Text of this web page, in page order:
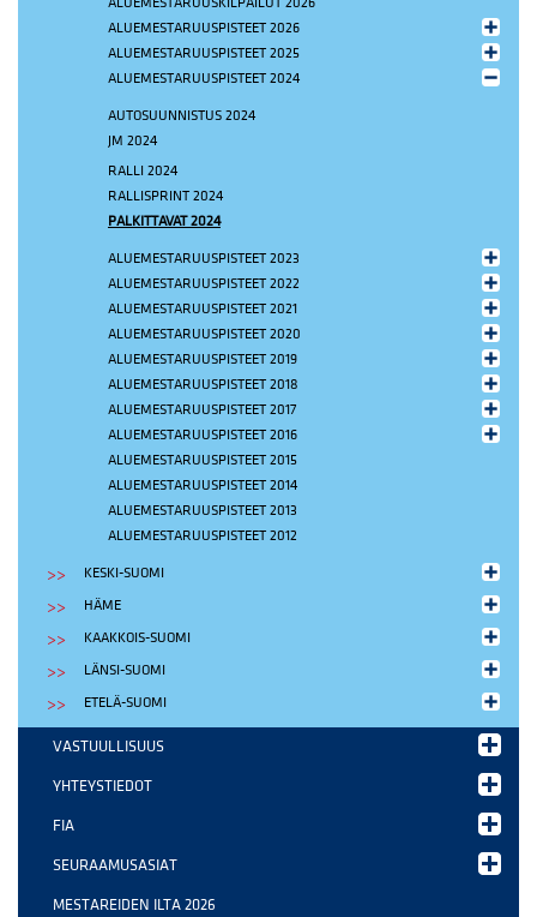
ALUEMESTARUUSPISTEET 2026
ALUEMESTARUUSPISTEET 2025
ALUEMESTARUUSPISTEET 2024
AUTOSUUNNISTUS 2024
JM 2024
RALLI 2024
RALLISPRINT 2024
PALKITTAVAT 2024
ALUEMESTARUUSPISTEET 2023
ALUEMESTARUUSPISTEET 2022
ALUEMESTARUUSPISTEET 2021
ALUEMESTARUUSPISTEET 2020
ALUEMESTARUUSPISTEET 2019
ALUEMESTARUUSPISTEET 2018
ALUEMESTARUUSPISTEET 2017
ALUEMESTARUUSPISTEET 2016
ALUEMESTARUUSPISTEET 2015
ALUEMESTARUUSPISTEET 2014
ALUEMESTARUUSPISTEET 2013
ALUEMESTARUUSPISTEET 2012
KESKI-SUOMI
HÄME
KAAKKOIS-SUOMI
LÄNSI-SUOMI
ETELÄ-SUOMI
VASTUULLISUUS
YHTEYSTIEDOT
FIA
SEURAAMUSASIAT
MESTAREIDEN ILTA 2026